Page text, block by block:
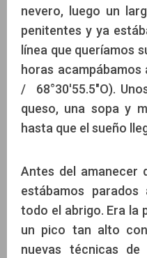
nevero, luego un
penitentes y ya
línea que queríamos
horas acampábamos
/ 68°30'55.5"O).
queso, una sopa y
hasta que el sueño
Antes del amanecer
estábamos
todo el abrigo. Era la
un pico tan alto
nuevas técnicas